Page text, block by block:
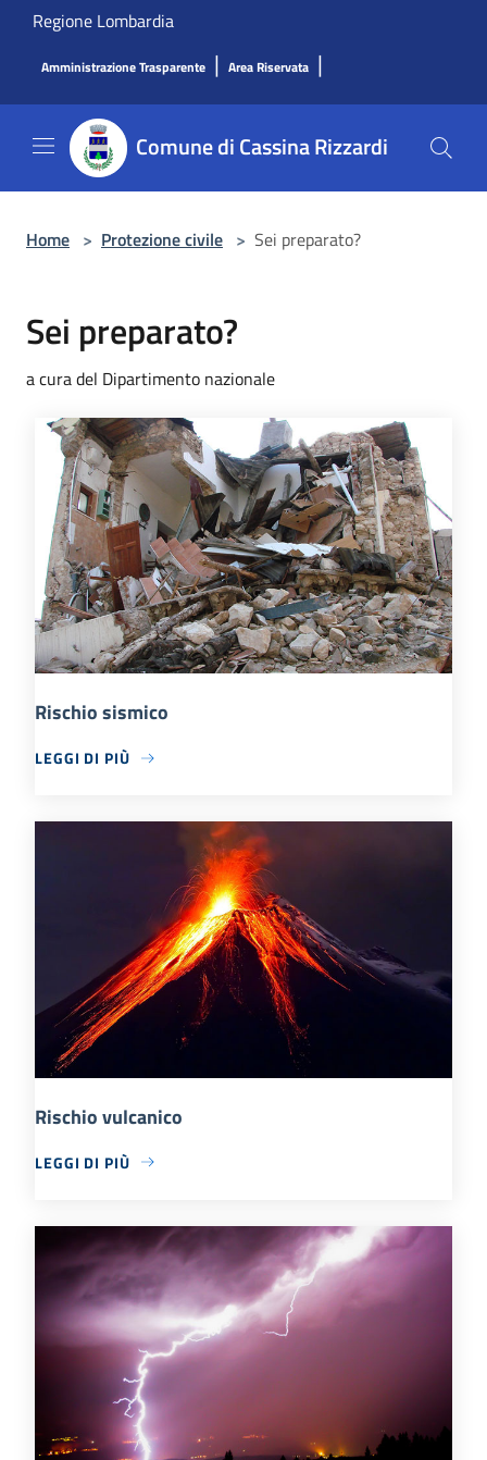
Salta al contenuto principale
Regione Lombardia
Amministrazione Trasparente | Area Riservata |
Comune di Cassina Rizzardi
Home > Protezione civile > Sei preparato?
Sei preparato?
a cura del Dipartimento nazionale
Rischio sismico
LEGGI DI PIÙ
Rischio vulcanico
LEGGI DI PIÙ